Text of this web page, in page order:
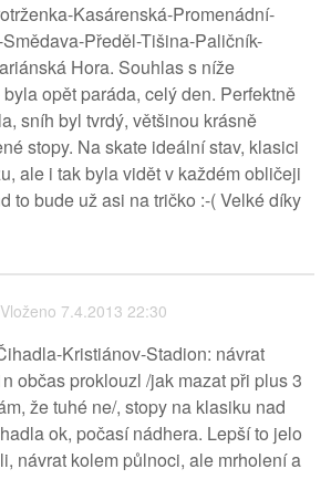
Kasárenská-Promenádní-
Předěl-Tišina-Paličník-
Hora. Souhlas s níže
opět paráda, celý den. Perfektně
sníh byl tvrdý, většinou krásně
stopy. Na skate ideální stav, klasici
ale i tak byla vidět v každém obličeji
to bude už asi na tričko :-( Velké díky
Vloženo 7.4.2013 22:30
Kristiánov-Stadion: návrat
občas proklouzl /jak mazat při plus 3
že tuhé ne/, stopy na klasiku nad
ok, počasí nádhera. Lepší to jelo
návrat kolem půlnoci, ale mrholení a